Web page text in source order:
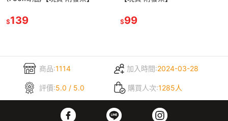
$139 $99
商品:1114 加入時間:2024-03-28
評價:5.0 / 5.0 購買人次:1285人